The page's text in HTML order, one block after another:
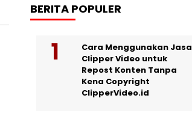
BERITA POPULER
Cara Menggunakan Jasa
Clipper Video untuk
Repost Konten Tanpa
Kena Copyright
ClipperVideo.id